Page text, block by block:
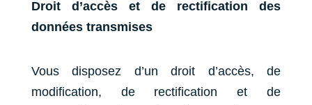
Droit d’accès et de rectification des
données transmises
Vous disposez d’un droit d’accès, de
modification, de rectification et de